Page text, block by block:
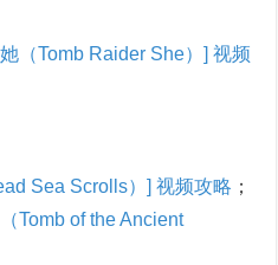
（Tomb Raider She）] 视频
Sea Scrolls）] 视频攻略 ；
Tomb of the Ancient